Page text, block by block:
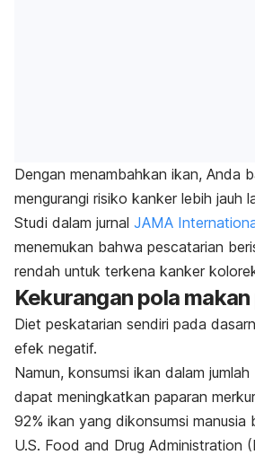
Dengan menambahkan ikan, Anda
mengurangi risiko kanker lebih jauh
Studi dalam jurnal JAMA
menemukan bahwa pescatarian
rendah untuk terkena kanker
Kekurangan pola makan
Diet peskatarian sendiri pada
efek negatif.
Namun, konsumsi ikan dalam
dapat meningkatkan paparan
92% ikan yang dikonsumsi manusia
U.S. Food and Drug Administration